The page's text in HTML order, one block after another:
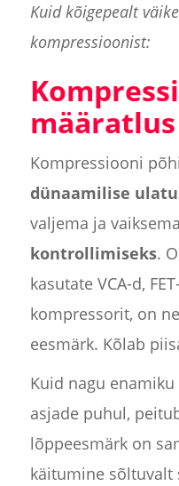
Kuid kõigepealt
kompressioonist:
määratlus
Kompressiooni
dünaamilise
valjema ja
kontrollimiseks.
kasutate VCA-d,
kompressorit, on
eesmärk. Kõlab
Kuid nagu
asjade puhul,
lõppeesmärk on
käitumine sõltuvalt